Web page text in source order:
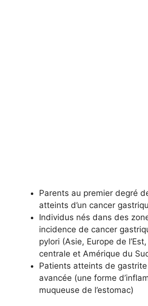
Parents au premier degré
atteints d’un cancer
Individus nés dans des
incidence de cancer
pylori (Asie, Europe de
centrale et Amérique du
Patients atteints de
avancée (une forme
muqueuse de l’estomac)